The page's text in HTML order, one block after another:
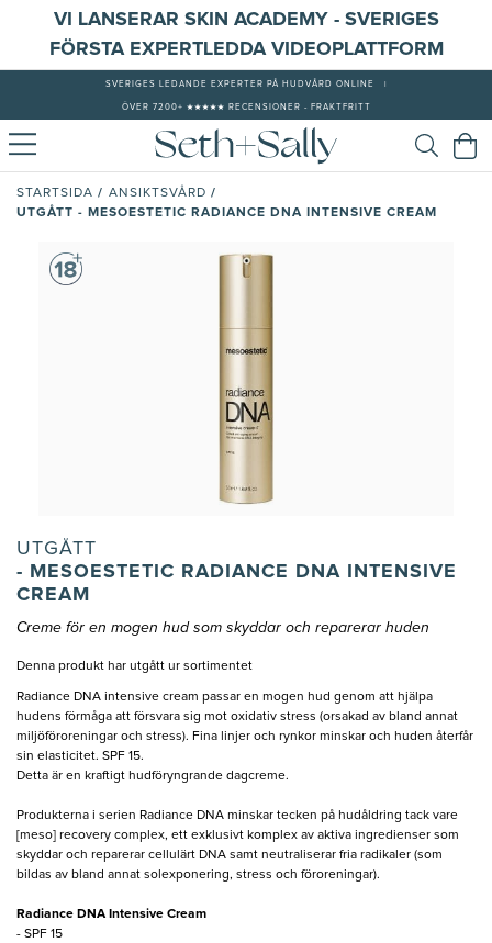
VI LANSERAR SKIN ACADEMY - SVERIGES
FÖRSTA EXPERTLEDDA VIDEOPLATTFORM
SVERIGES LEDANDE EXPERTER PÅ HUDVÅRD ONLINE
ÖVER 7200+ ★★★★★ RECENSIONER - FRAKTFRITT
STARTSIDA / ANSIKTSVÅRD /
UTGÅTT - MESOESTETIC RADIANCE DNA INTENSIVE CREAM
UTGÅTT
- MESOESTETIC RADIANCE DNA INTENSIVE
CREAM
Creme för en mogen hud som skyddar och reparerar huden
Denna produkt har utgått ur sortimentet
Radiance DNA intensive cream passar en mogen hud genom att hjälpa
hudens förmåga att försvara sig mot oxidativ stress (orsakad av bland annat
miljöföroreningar och stress). Fina linjer och rynkor minskar och huden återfår
sin elasticitet. SPF 15.
Detta är en kraftigt hudföryngrande dagcreme.
Produkterna i serien Radiance DNA minskar tecken på hudåldring tack vare
[meso] recovery complex, ett exklusivt komplex av aktiva ingredienser som
skyddar och reparerar cellulärt DNA samt neutraliserar fria radikaler (som
bildas av bland annat solexponering, stress och föroreningar).
Radiance DNA Intensive Cream
- SPF 15